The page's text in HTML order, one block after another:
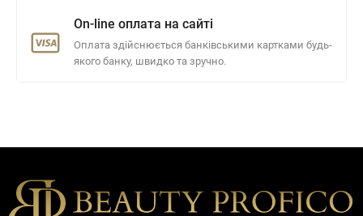
On-line оплата на сайті
Оплата здійснюється банківськими картками будь-
якого банку, швидко та зручно.